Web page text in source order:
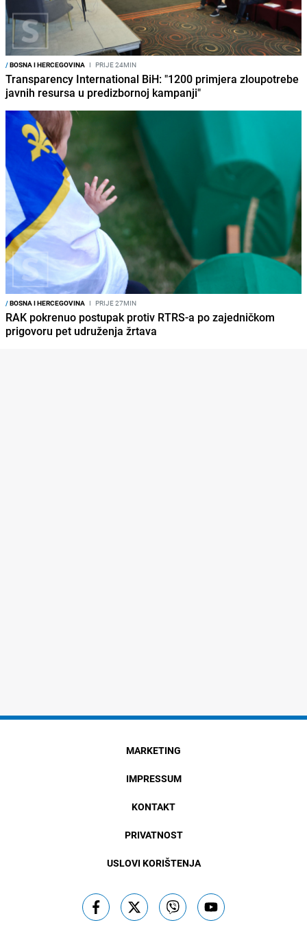
/BOSNA I HERCEGOVINA I PRIJE 24MIN
Transparency International BiH: "1200 primjera zloupotrebe
javnih resursa u predizbornoj kampanji"
/BOSNA I HERCEGOVINA I PRIJE 27MIN
RAK pokrenuo postupak protiv RTRS-a po zajedničkom
prigovoru pet udruženja žrtava
MARKETING
IMPRESSUM
KONTAKT
PRIVATNOST
USLOVI KORIŠTENJA